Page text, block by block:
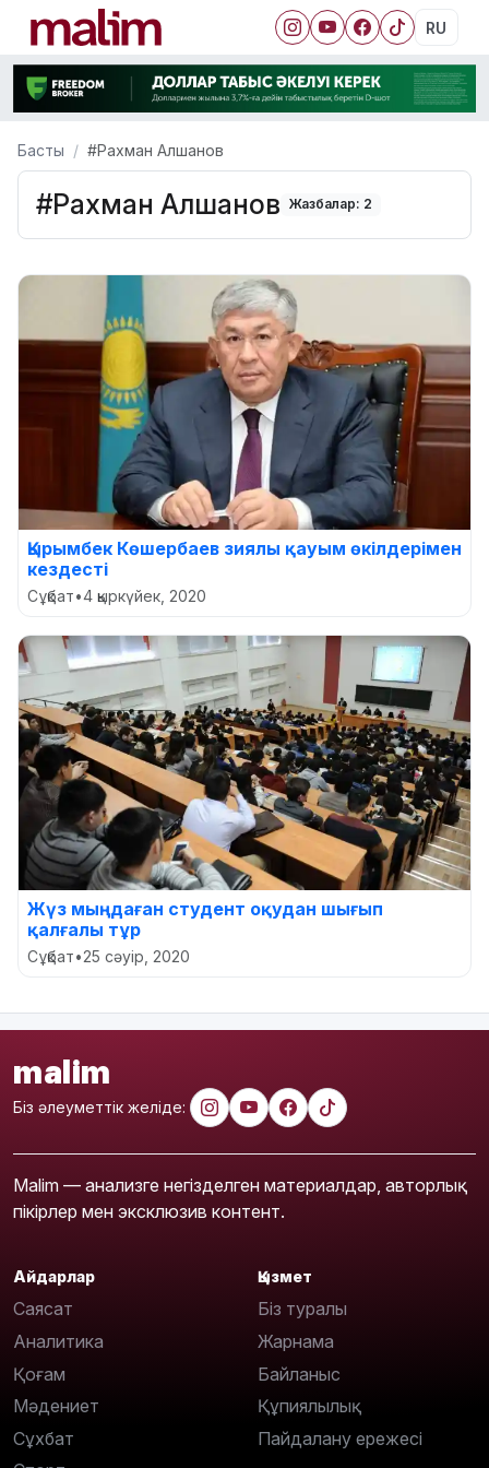
RU
Басты #Рахман Алшанов
#Рахман Алшанов Жазбалар: 2
Қырымбек Көшербаев зиялы қауым өкілдерімен
кездесті
Сұқбат•4 қыркүйек, 2020
Жүз мыңдаған студент оқудан шығып
қалғалы тұр
Сұқбат•25 сәуір, 2020
malim
Біз әлеуметтік желіде:
Malim — анализге негізделген материалдар, авторлық
пікірлер мен эксклюзив контент.
Айдарлар
Саясат
Аналитика
Қоғам
Мәдениет
Сұхбат
Қызмет
Біз туралы
Жарнама
Байланыс
Құпиялылық
Пайдалану ережесі